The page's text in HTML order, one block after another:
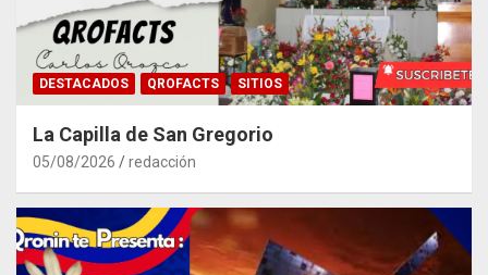
DESTACADOS QROFACTS SITIOS
La Capilla de San Gregorio
05/08/2026 redacción